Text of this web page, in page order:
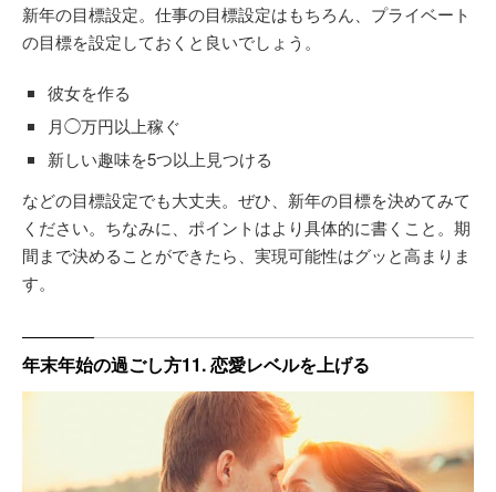
新年の目標設定。仕事の目標設定はもちろん、プライベート
の目標を設定しておくと良いでしょう。
彼女を作る
月◯万円以上稼ぐ
新しい趣味を5つ以上見つける
などの目標設定でも大丈夫。ぜひ、新年の目標を決めてみて
ください。ちなみに、ポイントはより具体的に書くこと。期
間まで決めることができたら、実現可能性はグッと高まりま
す。
年末年始の過ごし方11. 恋愛レベルを上げる